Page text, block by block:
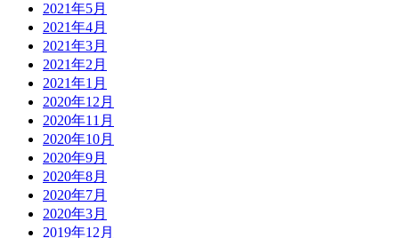
2021年5月
2021年4月
2021年3月
2021年2月
2021年1月
2020年12月
2020年11月
2020年10月
2020年9月
2020年8月
2020年7月
2020年3月
2019年12月